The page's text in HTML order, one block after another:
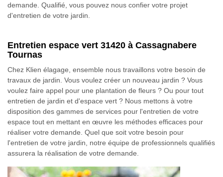
demande. Qualifié, vous pouvez nous confier votre projet
d'entretien de votre jardin.
Entretien espace vert 31420 à Cassagnabere
Tournas
Chez Klien élagage, ensemble nous travaillons votre besoin de
travaux de jardin. Vous voulez créer un nouveau jardin ? Vous
voulez faire appel pour une plantation de fleurs ? Ou pour tout
entretien de jardin et d'espace vert ? Nous mettons à votre
disposition des gammes de services pour l'entretien de votre
espace tout en mettant en œuvre les méthodes efficaces pour
réaliser votre demande. Quel que soit votre besoin pour
l'entretien de votre jardin, notre équipe de professionnels qualifiés
assurera la réalisation de votre demande.